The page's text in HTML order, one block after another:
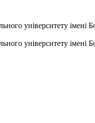
університету імені
університету імені